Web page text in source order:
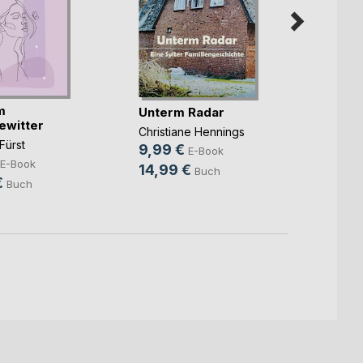
E-Book
Buch
Unterm Radar
Christiane Hennings
9,99 € E-Book
14,99 € Buch